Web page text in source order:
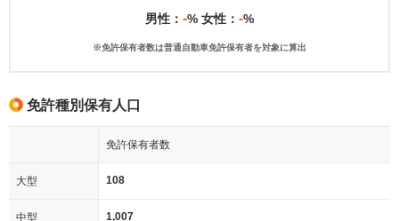
男性： -% 女性： -%
※免許保有者数は普通自動車免許保有者を対象に算出
免許種別保有人口
免許保有者数
大型 108
中型 1,007